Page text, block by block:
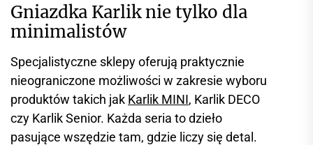
Gniazdka Karlik nie tylko dla
minimalistów
Specjalistyczne sklepy oferują praktycznie
nieograniczone możliwości w zakresie wyboru
produktów takich jak Karlik MINI, Karlik DECO
czy Karlik Senior. Każda seria to dzieło
pasujące wszędzie tam, gdzie liczy się detal.